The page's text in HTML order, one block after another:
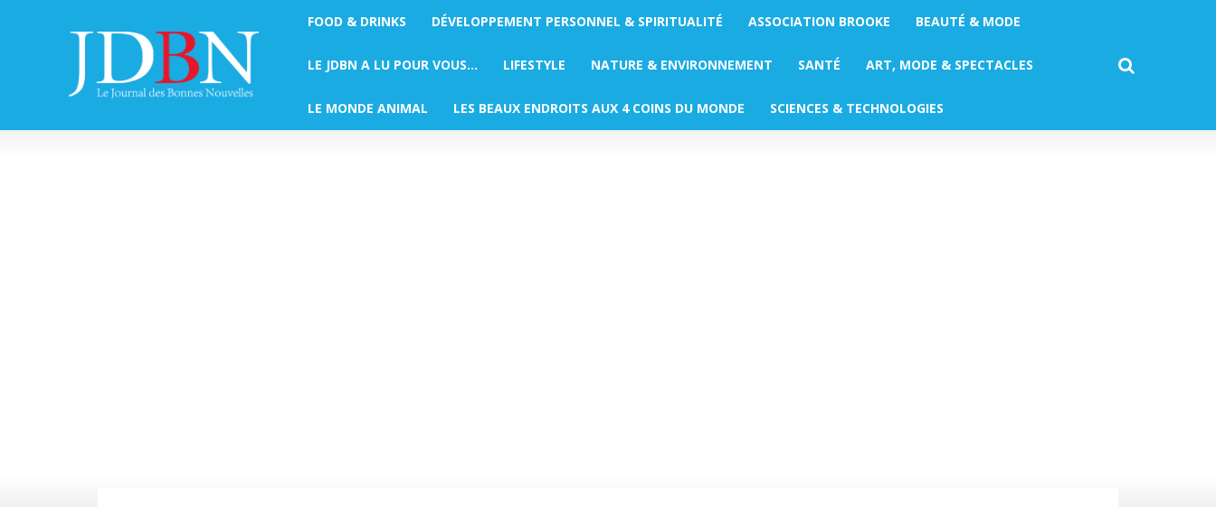
FOOD & DRINKS DÉVELOPPEMENT PERSONNEL & SPIRITUALITÉ ASSOCIATION BROOKE BEAUTÉ & MODE
LE JDBN A LU POUR VOUS… LIFESTYLE NATURE & ENVIRONNEMENT SANTÉ ART, MODE & SPECTACLES
LE MONDE ANIMAL LES BEAUX ENDROITS AUX 4 COINS DU MONDE SCIENCES & TECHNOLOGIES